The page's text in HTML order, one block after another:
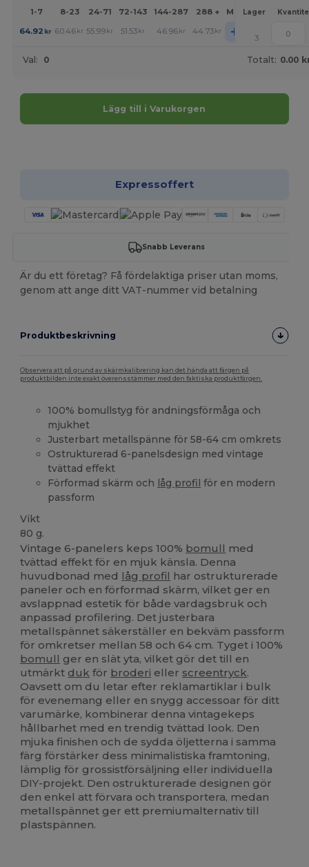
1-7 8-23 24-71 72-143 144-287 288 + MerLager
64.92 kr 60.46 kr 55.99 kr 51.53 kr 46.96 kr 44.73 kr + 3
Val: 0 Totalt: 0.00
Lägg till i Varukorgen
Expressoffert
Snabb Leverans
Är du ett företag? Få fördelaktiga priser utan moms,
genom att ange ditt VAT-nummer vid betalning
Produktbeskrivning
Observera att på grund av skärmkalibrering kan det hända att färgen på
produktbilden inte exakt överensstämmer med den faktiska produktfärgen.
100% bomullstyg för andningsförmåga och
mjukhet
Justerbart metallspänne för 58-64 cm omkrets
Ostrukturerad 6-panelsdesign med vintage
tvättad effekt
Förformad skärm och låg profil för en modern
passform
Vikt
80 g.
Vintage 6-panelers keps 100% bomull med
tvättad effekt för en mjuk känsla. Denna
huvudbonad med låg profil har ostrukturerade
paneler och en förformad skärm, vilket ger en
avslappnad estetik för både vardagsbruk och
anpassad profilering. Det justerbara
metallspännet säkerställer en bekväm passform
för omkretser mellan 58 och 64 cm. Tyget i 100%
bomull ger en slät yta, vilket gör det till en
utmärkt duk för broderi eller screentryck.
Oavsett om du letar efter reklamartiklar i bulk
för evenemang eller en snygg accessoar för ditt
varumärke, kombinerar denna vintagekeps
hållbarhet med en trendig tvättad look. Den
mjuka finishen och de sydda öljetterna i samma
färg förstärker dess minimalistiska framtoning,
lämplig för grossistförsäljning eller individuella
DIY-projekt. Den ostrukturerade designen gör
den enkel att förvara och transportera, medan
metallspännet ger ett premiumalternativ till
plastspännen.